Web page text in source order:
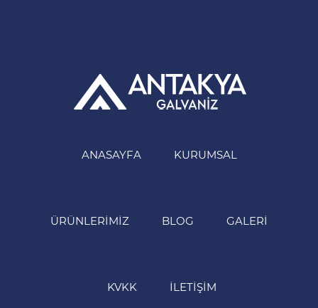
ANASAYFA KURUMSAL
ÜRÜNLERIMIZ BLOG GALERI
KVKK İLETIŞIM